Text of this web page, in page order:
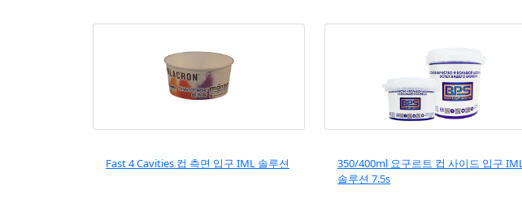
Fast 4 Cavities 컵 측면 입구 IML 솔루션
350/400ml 요구르트 컵 사이드 입구 IML
솔루션 7.5s